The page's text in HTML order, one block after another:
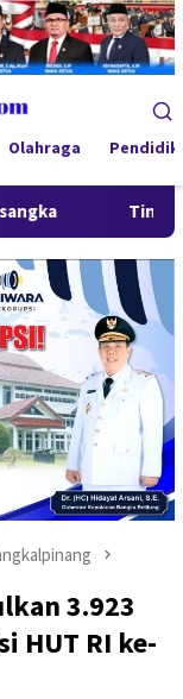
Olahraga
Tinjau Program
3.923
HUT RI ke-